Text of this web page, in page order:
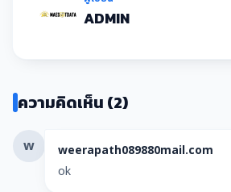
ADMIN
ความคิดเห็น (2)
w weerapath089880mail.com
ok